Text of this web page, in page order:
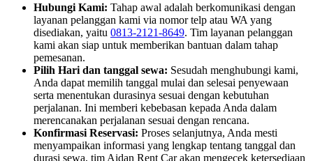
Hubungi Kami: Tahap awal adalah berkomunikasi dengan
layanan pelanggan kami via nomor telp atau WA yang
disediakan, yaitu 0813-2121-8649. Tim layanan pelanggan
kami akan siap untuk memberikan bantuan dalam tahap
pemesanan.
Pilih Hari dan tanggal sewa: Sesudah menghubungi kami,
Anda dapat memilih tanggal mulai dan selesai penyewaan
serta menentukan durasinya sesuai dengan kebutuhan
perjalanan. Ini memberi kebebasan kepada Anda dalam
merencanakan perjalanan sesuai dengan rencana.
Konfirmasi Reservasi: Proses selanjutnya, Anda mesti
menyampaikan informasi yang lengkap tentang tanggal dan
durasi sewa, tim Aidan Rent Car akan mengecek ketersediaan